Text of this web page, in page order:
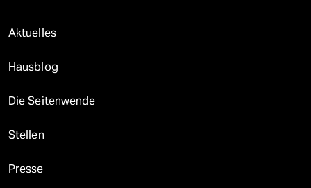
Aktuelles
Hausblog
Die Seitenwende
Stellen
Presse